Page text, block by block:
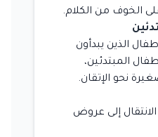
الخوف من الكلام.
الذين يبدأون
المبتدئين،
نحو الإتقان.
إلى عروض